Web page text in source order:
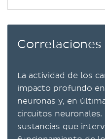
Correlaciones
La actividad de los
impacto profundo
neuronas y, en
circuitos
sustancias que